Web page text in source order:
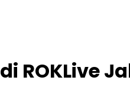
ROKLive